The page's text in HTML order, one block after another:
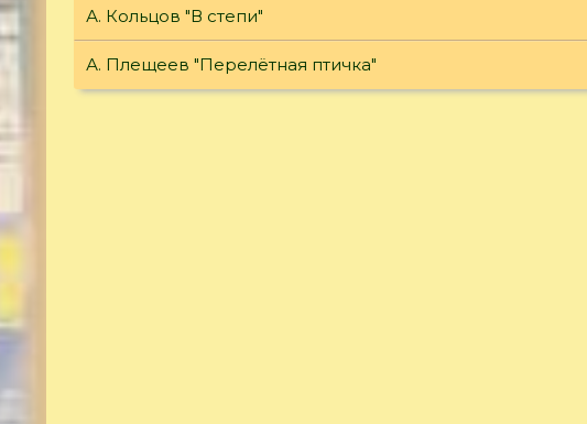
А. Кольцов "В степи"
А. Плещеев "Перелётная птичка"